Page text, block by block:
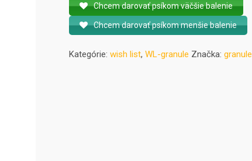
Chcem darovať psíkom väčšie balenie
Chcem darovať psíkom menšie balenie
Kategórie:wish list,WL-granule Značka:granule